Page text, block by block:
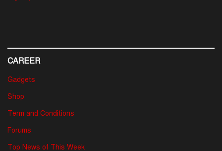
CAREER
Gadgets
Shop
Term and Conditions
Forums
Top News of This Week